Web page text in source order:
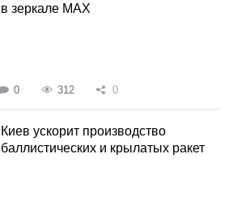
в зеркале MAX
0 312 0
Киев ускорит производство
баллистических и крылатых ракет